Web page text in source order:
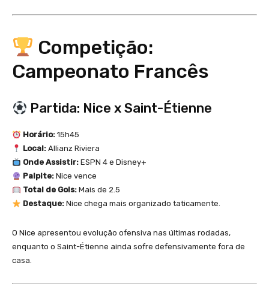
Competição:
Campeonato Francês
Partida: Nice x Saint-Étienne
Horário:15h45
Local:Allianz Riviera
Onde Assistir:ESPN 4 e Disney+
Palpite:Nice vence
Total de Gols:Mais de 2.5
Destaque:Nice chega mais organizado taticamente.
O Nice apresentou evolução ofensiva nas últimas rodadas,
enquanto o Saint-Étienne ainda sofre defensivamente fora de
casa.